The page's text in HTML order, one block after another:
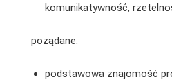
komunikatywność,
pożądane:
podstawowa znajomość